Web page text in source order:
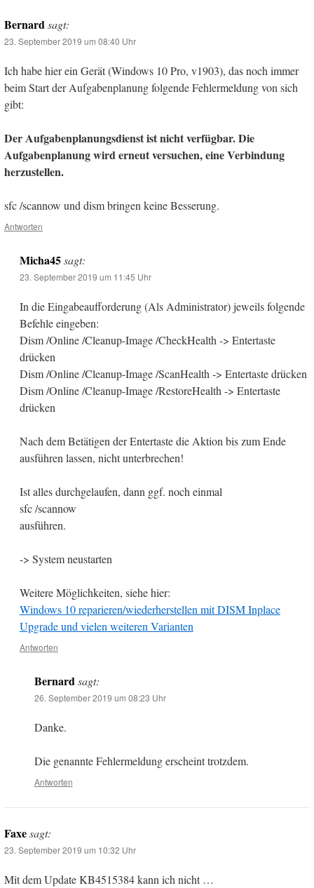
Bernardsagt:
23. September 2019 um 08:40 Uhr
Ich habe hier ein Gerät (Windows 10 Pro, v1903), das noch immer
beim Start der Aufgabenplanung folgende Fehlermeldung von sich
gibt:
Der Aufgabenplanungsdienst ist nicht verfügbar. Die
Aufgabenplanung wird erneut versuchen, eine Verbindung
herzustellen.
sfc /scannow und dism bringen keine Besserung.
Antworten
Micha45 sagt:
23. September 2019 um 11:45 Uhr
In die Eingabeaufforderung (Als Administrator) jeweils folgende
Befehle eingeben:
Dism /Online /Cleanup-Image /CheckHealth -> Entertaste
drücken
Dism /Online /Cleanup-Image /ScanHealth -> Entertaste drücken
Dism /Online /Cleanup-Image /RestoreHealth -> Entertaste
drücken
Nach dem Betätigen der Entertaste die Aktion bis zum Ende
ausführen lassen, nicht unterbrechen!
Ist alles durchgelaufen, dann ggf. noch einmal
sfc /scannow
ausführen.
-> System neustarten
Weitere Möglichkeiten, siehe hier:
Windows 10 reparieren/wiederherstellen mit DISM Inplace
Upgrade und vielen weiteren Varianten
Antworten
Bernard sagt:
26. September 2019 um 08:23 Uhr
Danke.
Die genannte Fehlermeldung erscheint trotzdem.
Antworten
Faxesagt:
23. September 2019 um 10:32 Uhr
Mit dem Update KB4515384 kann ich nicht …